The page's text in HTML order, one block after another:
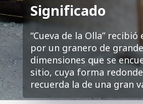
Significado
“Cueva de la Olla”
por un granero de
dimensiones que se
sitio, cuya forma
recuerda la de una gran